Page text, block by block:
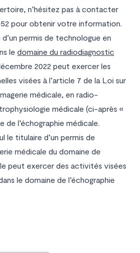
n’hésitez pas à contacter
pour obtenir votre information.
permis de technologue en
le domaine du radiodiagnostic
2022 peut exercer les
visées à l’article 7 de la Loi sur
médicale, en radio-
médicale (ci-après «
de l’échographie médicale.
le titulaire d’un permis de
médicale du domaine de
peut exercer des activités visées
le domaine de l’échographie